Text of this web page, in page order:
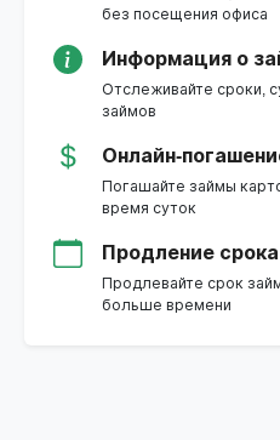
без посещения офиса
Информация о
Отслеживайте сроки,
займов
Онлайн-
Погашайте займы
время суток
Продление
Продлевайте срок
больше времени